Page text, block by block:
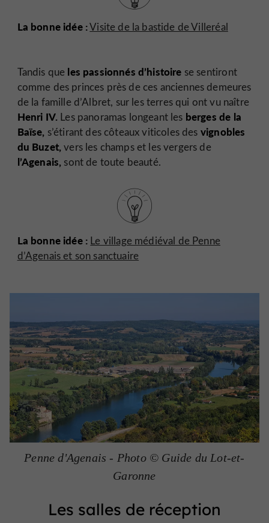
La bonne idée :Visite de la bastide de Villeréal
Tandis que les passionnés d’histoire se sentiront
comme des princes près de ces anciennes demeures
de la famille d’Albret, sur les terres qui ont vu naître
Henri IV. Les panoramas longeant les berges de la
Baïse, s’étirant des côteaux viticoles des vignobles
du Buzet,vers les champs et les vergers de
l’Agenais, sont de toute beauté.
La bonne idée : Le village médiéval de Penne
d’Agenais et son sanctuaire
Penne d'Agenais - Photo © Guide du Lot-et-
Garonne
Les salles de réception